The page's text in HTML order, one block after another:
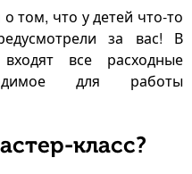
том, что у детей что-то
за вас! В
входят все расходные
для работы
класс?